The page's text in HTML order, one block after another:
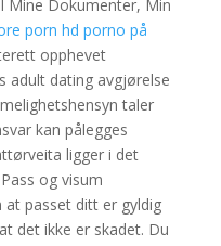
Mine Dokumenter, Min
porn hd porno på
opphevet
adult dating avgjørelse
taler
kan pålegges
ligger i det
og visum
passet ditt er gyldig
det ikke er skadet. Du